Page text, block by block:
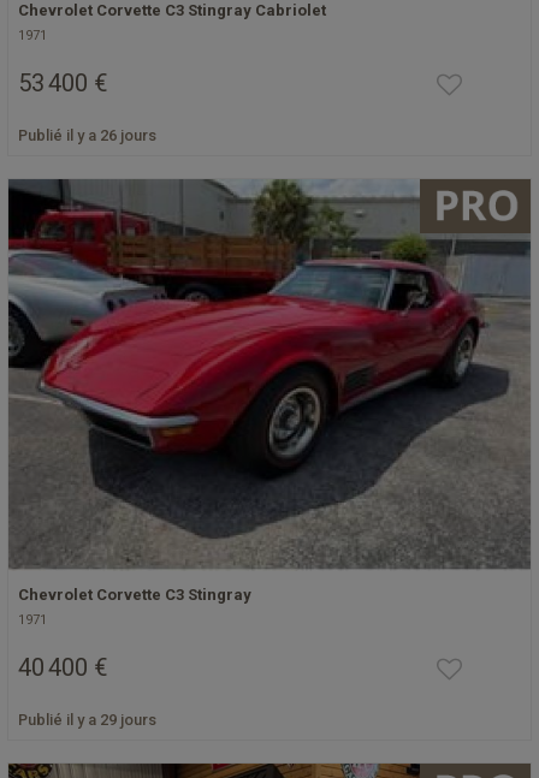
Chevrolet Corvette C3 Stingray Cabriolet
1971
53 400 €
Publié il y a 26 jours
Chevrolet Corvette C3 Stingray
1971
40 400 €
Publié il y a 29 jours